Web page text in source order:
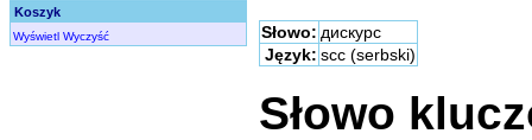
Koszyk
Wyświetl Wyczyść Słowo: дискурс
Język: scc (serbski)
Słowo